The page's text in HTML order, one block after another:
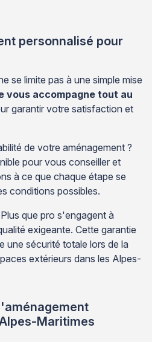
personnalisé pour
se limite pas à une simple mise
vous accompagne tout au
garantir votre satisfaction et
de votre aménagement ?
pour vous conseiller et
à ce que chaque étape se
conditions possibles.
que pro s'engagent à
exigeante. Cette garantie
une sécurité totale lors de la
extérieurs dans les Alpes-
Maritimes